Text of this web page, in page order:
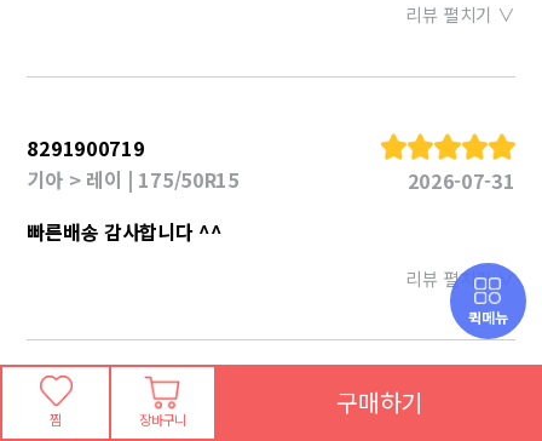
리뷰 펼치기 ∨
8291900719
기아 > 레이 | 175/50R15
2026-07-31
빠른배송 감사합니다 ^^
리뷰 펼치기 ∨
8291900719
찜 장바구니 구매하기
퀵메뉴